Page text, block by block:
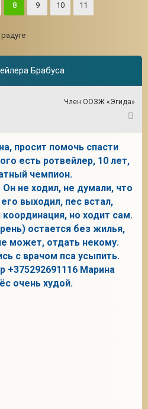
8 9 10 11
Брабуса
Член ООЗЖ «Эгида»
просит помочь спасти
есть ротвейлер, 10 лет,
чемпион.
не ходил, не думали, что
выходил, пес встал,
но ходит сам.
остается без жилья,
может, отдать некому.
с врачом пса усыпить.
+375292691116 Марина
очень худой.